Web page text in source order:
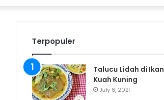
Terpopuler
Talucu Lidah di Ikan
Kuah Kuning
July 6, 2021